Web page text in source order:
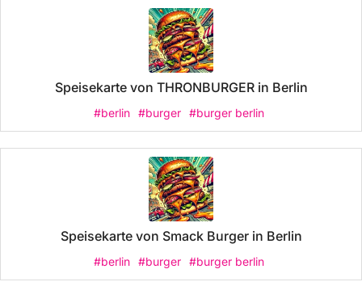
Speisekarte von THRONBURGER in Berlin
#berlin #burger #burger berlin
Speisekarte von Smack Burger in Berlin
#berlin #burger #burger berlin